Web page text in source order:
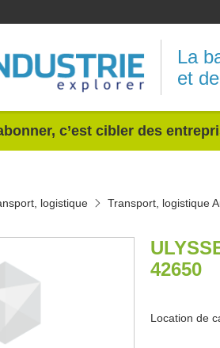
La
et
c’est cibler des
logistique Transport, logistique
42650
Location de